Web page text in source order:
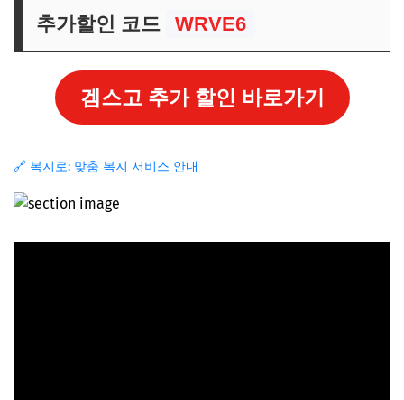
추가할인 코드 WRVE6
겜스고 추가 할인 바로가기
🔗 복지로: 맞춤 복지 서비스 안내